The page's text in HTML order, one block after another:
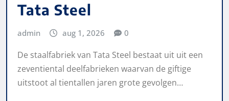
Tata Steel
admin aug 1, 2026 0
De staalfabriek van Tata Steel bestaat uit uit een
zeventiental deelfabrieken waarvan de giftige
uitstoot al tientallen jaren grote gevolgen…